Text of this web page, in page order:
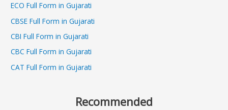
ECO Full Form in Gujarati
CBSE Full Form in Gujarati
CBI Full Form in Gujarati
CBC Full Form in Gujarati
CAT Full Form in Gujarati
Recommended